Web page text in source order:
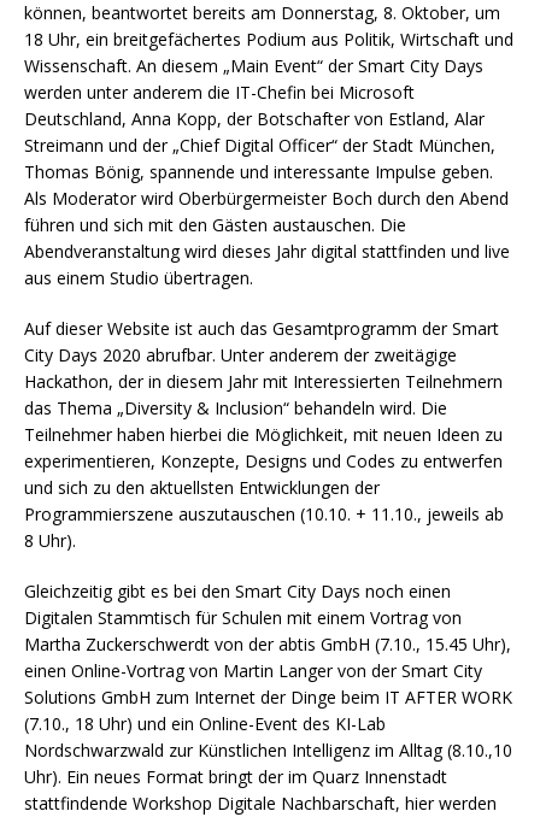
können, beantwortet bereits am Donnerstag, 8. Oktober, um
18 Uhr, ein breitgefächertes Podium aus Politik, Wirtschaft und
Wissenschaft. An diesem „Main Event“ der Smart City Days
werden unter anderem die IT-Chefin bei Microsoft
Deutschland, Anna Kopp, der Botschafter von Estland, Alar
Streimann und der „Chief Digital Officer“ der Stadt München,
Thomas Bönig, spannende und interessante Impulse geben.
Als Moderator wird Oberbürgermeister Boch durch den Abend
führen und sich mit den Gästen austauschen. Die
Abendveranstaltung wird dieses Jahr digital stattfinden und live
aus einem Studio übertragen.
Auf dieser Website ist auch das Gesamtprogramm der Smart
City Days 2020 abrufbar. Unter anderem der zweitägige
Hackathon, der in diesem Jahr mit Interessierten Teilnehmern
das Thema „Diversity & Inclusion“ behandeln wird. Die
Teilnehmer haben hierbei die Möglichkeit, mit neuen Ideen zu
experimentieren, Konzepte, Designs und Codes zu entwerfen
und sich zu den aktuellsten Entwicklungen der
Programmierszene auszutauschen (10.10. + 11.10., jeweils ab
8 Uhr).
Gleichzeitig gibt es bei den Smart City Days noch einen
Digitalen Stammtisch für Schulen mit einem Vortrag von
Martha Zuckerschwerdt von der abtis GmbH (7.10., 15.45 Uhr),
einen Online-Vortrag von Martin Langer von der Smart City
Solutions GmbH zum Internet der Dinge beim IT AFTER WORK
(7.10., 18 Uhr) und ein Online-Event des KI-Lab
Nordschwarzwald zur Künstlichen Intelligenz im Alltag (8.10.,10
Uhr). Ein neues Format bringt der im Quarz Innenstadt
stattfindende Workshop Digitale Nachbarschaft, hier werden